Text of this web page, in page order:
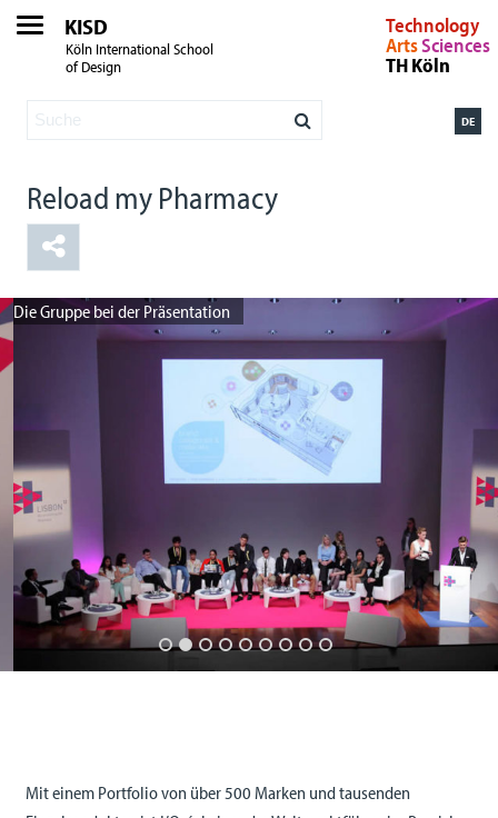
KISD
Köln International School
of Design
Technology
ArtsSciences
TH Köln
DE
Reload my Pharmacy
Die Gruppe bei der Präsentation
Mit einem Portfolio von über 500 Marken und tausenden